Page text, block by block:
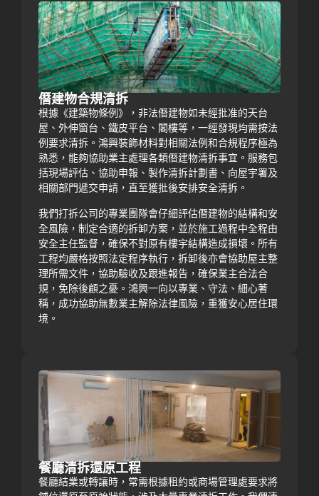
僭建物合規清拆
根據《建築物條例》，非法僭建物如未經批准的天台
屋、外伸窗台、鐵皮平台、閣樓等，一經發現均需按法
例要求清拆。鴻興裝飾材料對相關法例和合規程序極為
熟悉，能夠協助業主處理各類僭建物清拆事宜。服務包
括現場評估、協助申報、製作清拆計劃書、向屋宇署及
相關部門遞交申請，直至獲批後安排安全清拆。
我們打拆公司的專業團隊會仔細評估僭建物的結構和安
全風險，制定合適的拆卸方案，並於施工過程中全程由
安全主任監督，確保不對原有樓宇結構造成損壞。所有
工程均嚴格按照法定程序執行，拆卸後亦會協助屋主整
理所需文件，協助驗收及跟進報告，確保業主合法合
規，免除後顧之憂。鴻興一向以專業、守法、細心著
稱，成功協助無數業主解除法律風險，重獲安心居住環
境。
餐廳清拆還原工程
餐廳結業或轉讓時，常需根據租約或商場管理處要求將